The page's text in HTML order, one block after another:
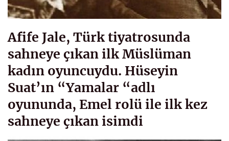
Afife Jale, Türk tiyatrosunda
sahneye çıkan ilk Müslüman
kadın oyuncuydu. Hüseyin
Suat’ın “Yamalar “adlı
oyununda, Emel rolü ile ilk kez
sahneye çıkan isimdi